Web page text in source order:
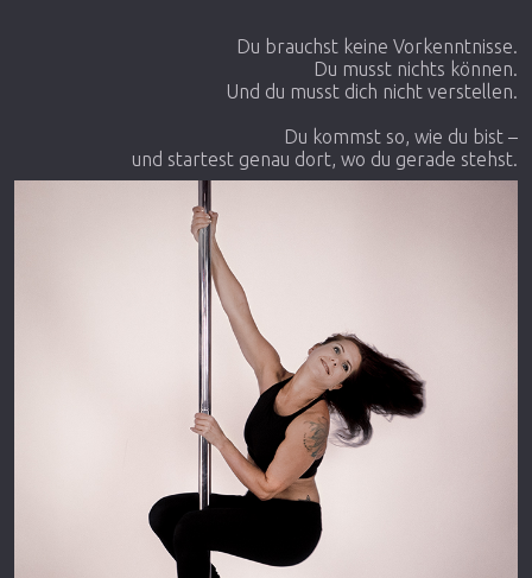
Du brauchst keine Vorkenntnisse.
Du musst nichts können.
Und du musst dich nicht verstellen.
Du kommst so, wie du bist –
und startest genau dort, wo du gerade stehst.